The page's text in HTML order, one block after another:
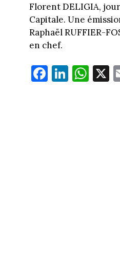
Florent DELIGIA,
Capitale. Une
Raphaël RUFFIER-
en chef.
Fa
ce
Li
nk
W
ha
X